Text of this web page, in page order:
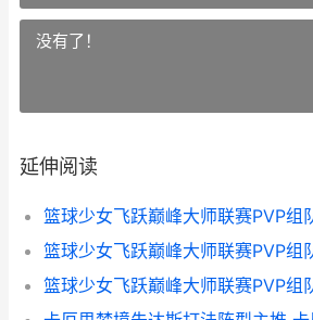
没有了！
延伸阅读